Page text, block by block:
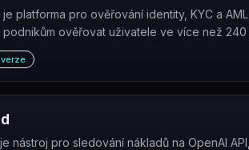
je platforma pro ověřování identity, KYC a
podnikům ověřovat uživatele ve více než 240
nástroj pro sledování nákladů na OpenAI